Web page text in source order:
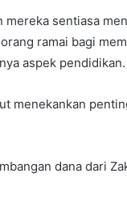
mereka sentiasa
ramai bagi
aspek pendidikan.
menekankan
dana dari